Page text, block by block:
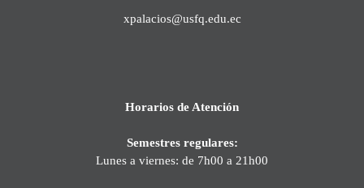
xpalacios@usfq.edu.ec
Horarios de Atención
Semestres regulares:
Lunes a viernes: de 7h00 a 21h00